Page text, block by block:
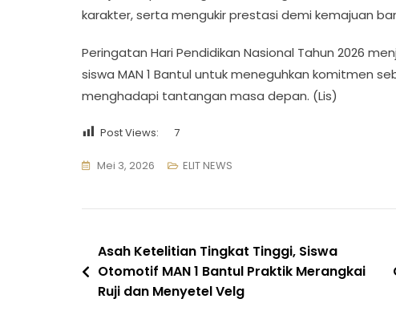
karakter, serta mengukir prestasi demi kemajuan
Peringatan Hari Pendidikan Nasional Tahun 2026
siswa MAN 1 Bantul untuk meneguhkan komitmen
menghadapi tantangan masa depan. (Lis)
Post Views: 7
Mei 3, 2026 ELIT NEWS
Navigasi
pos
Asah Ketelitian Tingkat Tinggi, Siswa
Otomotif MAN 1 Bantul Praktik Merangkai
Ruji dan Menyetel Velg